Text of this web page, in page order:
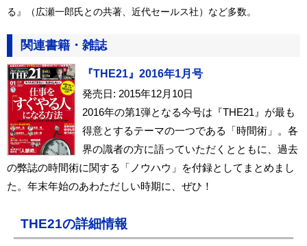
る』（広瀬一郎氏との共著、近代セールス社）など多数。
関連書籍・雑誌
『THE21』2016年1月号
発売日: 2015年12月10日
2016年の第1弾となる今号は『THE21』が最も
得意とするテーマの一つである「時間術」。各
界の識者の方に語っていただくとともに、過去
の弊誌の時間術に関する「ノウハウ」を付録としてまとめまし
た。年末年始のあわただしい時期に、ぜひ！
THE21の詳細情報